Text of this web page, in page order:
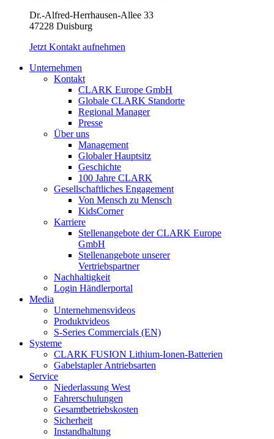
Dr.-Alfred-Herrhausen-Allee 33
47228 Duisburg
Jetzt Kontakt aufnehmen
Unternehmen
Kontakt
CLARK Europe GmbH
Globale CLARK Standorte
Regional Manager
Presse
Über uns
Management
Globaler Hauptsitz
Geschichte
100 Jahre CLARK
Gesellschaftliches Engagement
Von Mensch zu Mensch
KidsCorner
Karriere
Stellenangebote der CLARK Europe
GmbH
Stellenangebote unserer
Vertriebspartner
Nachhaltigkeit
Login Händlerportal
Media
Unternehmensvideos
Produktvideos
S-Series Commercials (EN)
Systeme
CLARK FUSION Lithium-Ionen-Batterien
Gabelstapler Antriebsarten
Service
Niederlassung West
Fahrerschulungen
Gesamtbetriebskosten
Sicherheit
Instandhaltung